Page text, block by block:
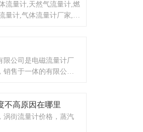
流量计,天然气流量计,燃
量计,气体流量计厂家,气
限公司是电磁流量计厂
销售于一体的有限公
。 青岛万安电子技术
计厂家。设两个销售部
磁流量计，以及承接与
不高原因在哪里
涡街流量计价格，蒸汽